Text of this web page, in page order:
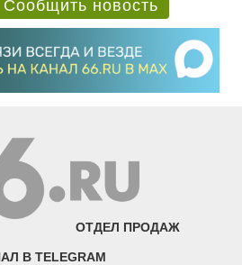
Сообщить новость
ОТДЕЛ ПРОДАЖ
В TELEGRAM